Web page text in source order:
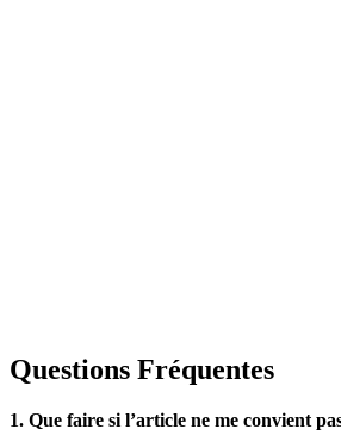
Questions Fréquentes
1. Que faire si l’article ne me convient